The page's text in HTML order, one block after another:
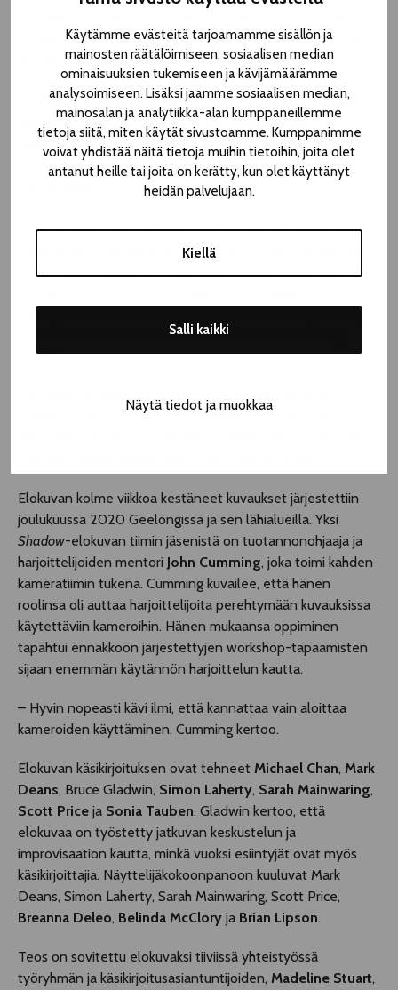
Käytämme evästeitä tarjoamamme sisällön ja
mainosten räätälöimiseen, sosiaalisen median
ominaisuuksien tukemiseen ja kävijämäärämme
analysoimiseen. Lisäksi jaamme sosiaalisen median,
mainosalan ja analytiikka-alan kumppaneillemme
tietoja siitä, miten käytät sivustoamme. Kumppanimme
voivat yhdistää näitä tietoja muihin tietoihin, joita olet
antanut heille tai joita on kerätty, kun olet käyttänyt
heidän palvelujaan.
Kiellä
Salli kaikki
Näytä tiedot ja muokkaa
Teatteri sai yhteensä 40 harjoitteluhakemusta eri puolilta
Australiaa.Shadow-elokuvan tuottaja,Alice Fleming
kertoo, että harjoitteluprosessin ensimmäisessä vaiheessa
keskusteltiin jokaisen elokuvatuotannosta kiinnostuneen
hakijan kanssa. Keskustelussa käytiin läpi hakijan
mielenkiinnon kohteita, aikaisempia kokemuksia, mahdollisia
rajoitteita sekä mitä tiimi voisi tehdä rajoitteiden
– Emme halunneet olettaa, mikä olisi parasta yhdellekään
harjoitteluun hakevalle henkilölle. Se oli oppimiskokemus
myös meille. Joskus oli masentavaa kuulla rajoitteista, jotka
merkittävää kokemusta elokuvan kuvauksista, Fleming
sanoo.
Flemingin mukaan harjoitteluprosessin seuraavassa
vaiheessa tavoitteena oli muodostaa harjoittelijoiden
Elokuvan kolme viikkoa kestäneet kuvaukset järjestettiin
joulukuussa 2020 Geelongissa ja sen lähialueilla. Yksi
Shadow-elokuvan tiimin jäsenistä on tuotannonohjaaja ja
harjoittelijoiden mentori John Cumming, joka toimi kahden
kameratiimin tukena. Cumming kuvailee, että hänen
roolinsa oli auttaa harjoittelijoita perehtymään kuvauksissa
käytettäviin kameroihin. Hänen mukaansa oppiminen
tapahtui ennakkoon järjestettyjen workshop-tapaamisten
sijaan enemmän käytännön harjoittelun kautta.
– Hyvin nopeasti kävi ilmi, että kannattaa vain aloittaa
kameroiden käyttäminen, Cumming kertoo.
Elokuvan käsikirjoituksen ovat tehneet Michael Chan, Mark
Deans, Bruce Gladwin, Simon Laherty, Sarah Mainwaring,
Scott Price ja Sonia Tauben. Gladwin kertoo, että
elokuvaa on työstetty jatkuvan keskustelun ja
improvisaation kautta, minkä vuoksi esiintyjät ovat myös
käsikirjoittajia. Näyttelijäkokoonpanoon kuuluvat Mark
Deans, Simon Laherty, Sarah Mainwaring, Scott Price,
Breanna Deleo, Belinda McClory ja Brian Lipson.
Teos on sovitettu elokuvaksi tiiviissä yhteistyössä
työryhmän ja käsikirjoitusasiantuntijoiden, Madeline Stuart,